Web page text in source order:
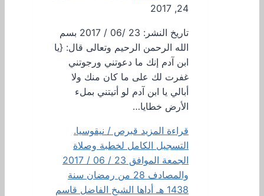
24, 2017
تاريخ النشر: 23 /06 / 2017 بسم
الله الرحمن الرحيم وتعالى قال: {يا
ابن آدم إنك ما دعوتني ورجوتني
غفرت لك على ما كان منك ولا
أبالي يا ابن آدم لو أتيتني بملء
الأرض خطايا…
قراءة المزيد قبرص / نيقوسيا.
التسجيل الكامل لخطبة وصلاة
الجمعة الموافق 23 / 06 / 2017
والمصادف 28 من رمضان سنة
1438 هـ أداها الشيخ الفاضل قاسم